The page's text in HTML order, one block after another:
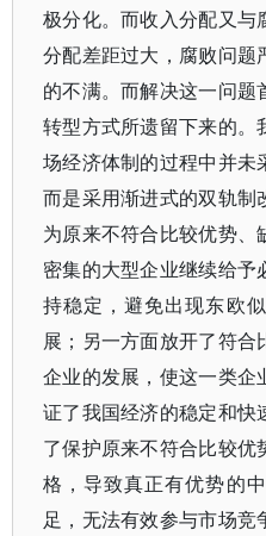
极分化。而收入分配又与
分配差距过大，腐败问题
的不满。而解决这一问题
转型方式所遗留下来的。
场经济体制的过程中并未
而是采用渐进式的双轨制
为原来不符合比较优势
密集的大型企业继续给予
持稳定，避免出现东欧
展；另一方面放开了符合
企业的发展，使这一类企
证了我国经济的稳定和快
了保护原来不符合比较优
格，导致真正有优势的
足，无法有效参与市场